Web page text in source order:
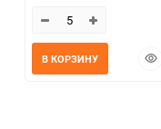
В КОРЗИНУ